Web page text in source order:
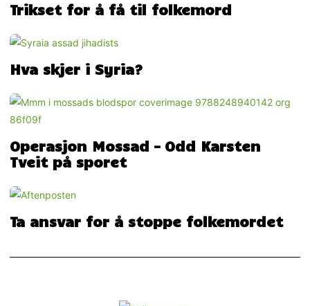
Trikset for å få til folkemord
Hva skjer i Syria?
Operasjon Mossad – Odd Karsten
Tveit på sporet
Ta ansvar for å stoppe folkemordet